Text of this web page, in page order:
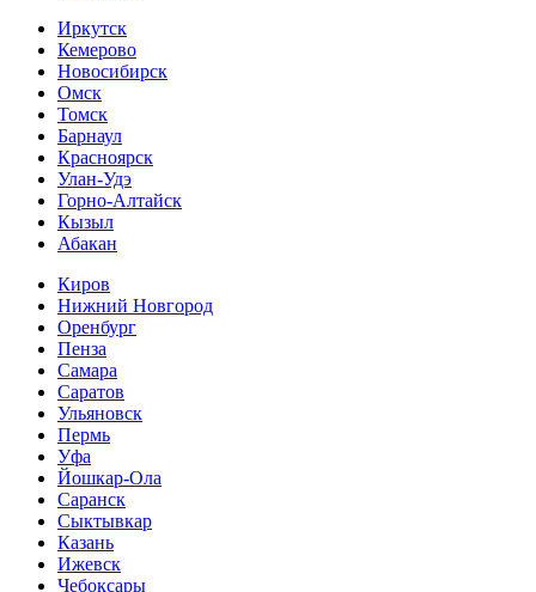
Иркутск
Кемерово
Новосибирск
Омск
Томск
Барнаул
Красноярск
Улан-Удэ
Горно-Алтайск
Кызыл
Абакан
Киров
Нижний Новгород
Оренбург
Пенза
Самара
Саратов
Ульяновск
Пермь
Уфа
Йошкар-Ола
Саранск
Сыктывкар
Казань
Ижевск
Чебоксары